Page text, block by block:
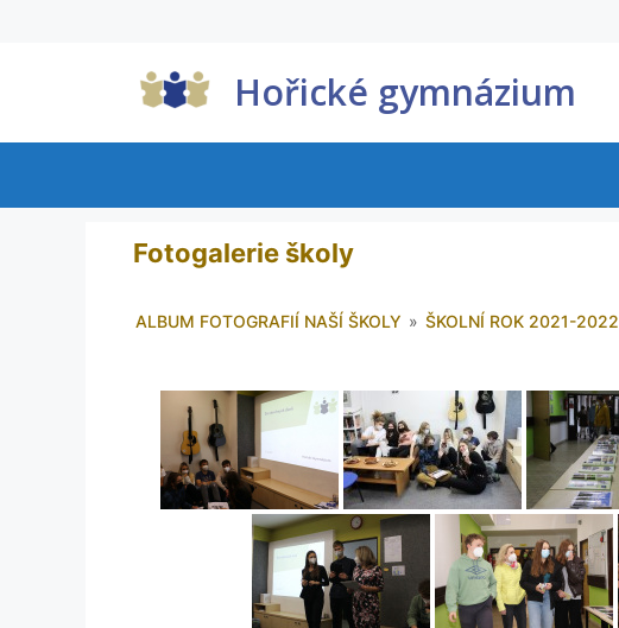
Hořické gymnázium
Fotogalerie školy
ALBUM FOTOGRAFIÍ NAŠÍ ŠKOLY » ŠKOLNÍ ROK 2021-2022